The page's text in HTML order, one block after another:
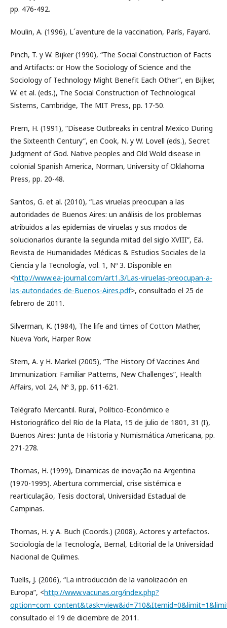
pp. 476-492.
Moulin, A. (1996), L´aventure de la vaccination, París, Fayard.
Pinch, T. y W. Bijker (1990), “The Social Construction of Facts
and Artifacts: or How the Sociology of Science and the
Sociology of Technology Might Benefit Each Other”, en Bijker,
W. et al. (eds.), The Social Construction of Technological
Sistems, Cambridge, The MIT Press, pp. 17-50.
Prem, H. (1991), “Disease Outbreaks in central Mexico During
the Sixteenth Century”, en Cook, N. y W. Lovell (eds.), Secret
Judgment of God. Native peoples and Old Wold disease in
colonial Spanish America, Norman, University of Oklahoma
Press, pp. 20-48.
Santos, G. et al. (2010), “Las viruelas preocupan a las
autoridades de Buenos Aires: un análisis de los problemas
atribuidos a las epidemias de viruelas y sus modos de
solucionarlos durante la segunda mitad del siglo XVIII”, Eä.
Revista de Humanidades Médicas & Estudios Sociales de la
Ciencia y la Tecnología, vol. 1, Nº 3. Disponible en
<http://www.ea-journal.com/art1.3/Las-viruelas-preocupan-a-
las-autoridades-de-Buenos-Aires.pdf>, consultado el 25 de
febrero de 2011.
Silverman, K. (1984), The life and times of Cotton Mather,
Nueva York, Harper Row.
Stern, A. y H. Markel (2005), “The History Of Vaccines And
Immunization: Familiar Patterns, New Challenges”, Health
Affairs, vol. 24, Nº 3, pp. 611-621.
Telégrafo Mercantil. Rural, Político-Económico e
Historiográfico del Río de la Plata, 15 de julio de 1801, 31 (I),
Buenos Aires: Junta de Historia y Numismática Americana, pp.
271-278.
Thomas, H. (1999), Dinamicas de inovação na Argentina
(1970-1995). Abertura commercial, crise sistémica e
rearticulação, Tesis doctoral, Universidad Estadual de
Campinas.
Thomas, H. y A. Buch (Coords.) (2008), Actores y artefactos.
Sociología de la Tecnología, Bernal, Editorial de la Universidad
Nacional de Quilmes.
Tuells, J. (2006), “La introducción de la variolización en
Europa”, <http://www.vacunas.org/index.php?
consultado el 19 de diciembre de 2011.